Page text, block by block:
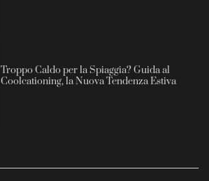
Troppo Caldo per la Spiaggia? Guida al
Coolcationing, la Nuova Tendenza Estiva